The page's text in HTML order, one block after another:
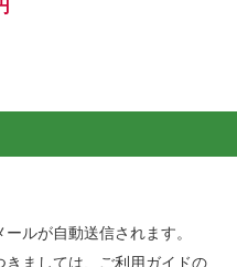
ルが自動送信されます。
きましては、ご利用ガイドの